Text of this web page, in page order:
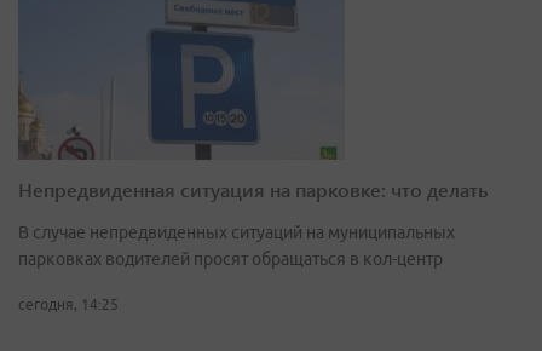
Непредвиденная ситуация на парковке: что делать
В случае непредвиденных ситуаций на муниципальных
парковках водителей просят обращаться в кол-центр
сегодня, 14:25